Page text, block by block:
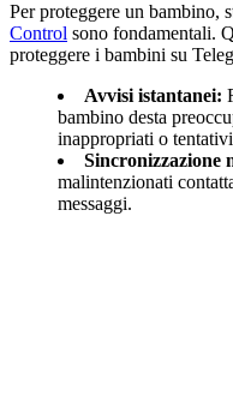
Per proteggere un bambino,
Control sono fondamentali.
proteggere i bambini su
Avvisi istantanei:
bambino desta
inappropriati o
Sincronizzazione
malintenzionati
messaggi.